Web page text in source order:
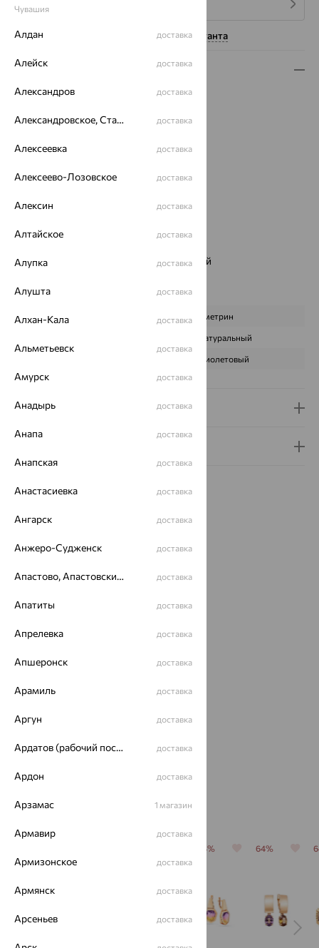
Нужна помощь консультанта
Описание
Вид изделия:
Золото
Цвет металла:
Страна происхождения:
РОССИЯ
Вид вставки:
Цвет вставки:
Наименование цвета вставки:
Фиолетовый
Характеристика вставки:
ВИД КАМНЯ Аметрин
Натуральный
Фиолетовый
Доставка и оплата
Идеальный комплект
64%
золото,
37 949₽
Похожие изделия
64% 64%
Чувашия
Алдан доставка
Алейск доставка
Александров доставка
Александровское, Ставропольский край доставка
Алексеевка доставка
Алексеево-Лозовское доставка
Алексин доставка
Алтайское доставка
Алупка доставка
Алушта доставка
Алхан-Кала доставка
Альметьевск доставка
Амурск доставка
Анадырь доставка
Анапа доставка
Анапская доставка
Анастасиевка доставка
Ангарск доставка
Анжеро-Судженск доставка
Апастово, Апастовский район доставка
Апатиты доставка
Апрелевка доставка
Апшеронск доставка
Арамиль доставка
Аргун доставка
Ардатов (рабочий поселок) доставка
Ардон доставка
Арзамас 1 магазин
Армавир доставка
Армизонское доставка
Армянск доставка
Арсеньев доставка